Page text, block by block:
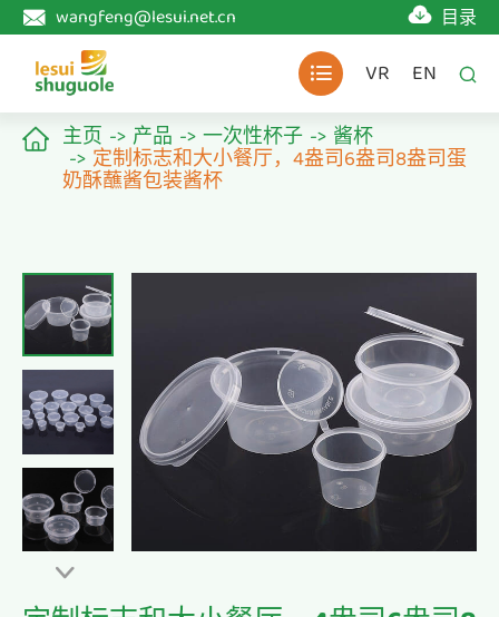
 wangfeng@lesui.net.cn  目录
 VR EN 
 主页 产品 一次性杯子 酱杯
定制标志和大小餐厅，4盎司6盎司8盎司蛋
奶酥蘸酱包装酱杯
